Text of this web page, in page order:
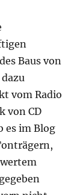
Baus von
vom Radio
von CD
es im Blog